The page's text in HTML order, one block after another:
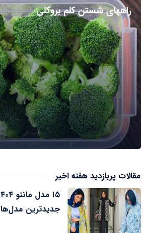
راههای شستن کلم بروکلی
مقالات پربازدید هفته اخیر
جدیدترین مدل‌ها